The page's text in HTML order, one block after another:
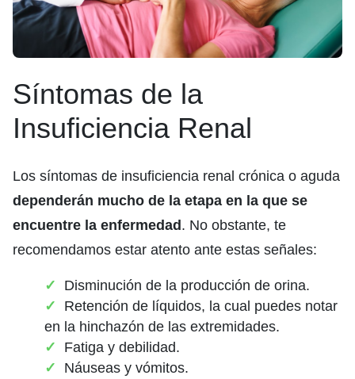
Síntomas de la
Insuficiencia Renal
Los síntomas de insuficiencia renal crónica o aguda
dependerán mucho de la etapa en la que se
encuentre la enfermedad. No obstante, te
recomendamos estar atento ante estas señales:
Disminución de la producción de orina.
Retención de líquidos, la cual puedes notar
en la hinchazón de las extremidades.
Fatiga y debilidad.
Náuseas y vómitos.